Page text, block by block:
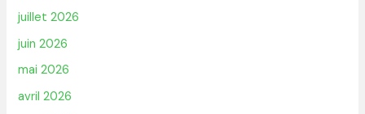
juillet 2026
juin 2026
mai 2026
avril 2026